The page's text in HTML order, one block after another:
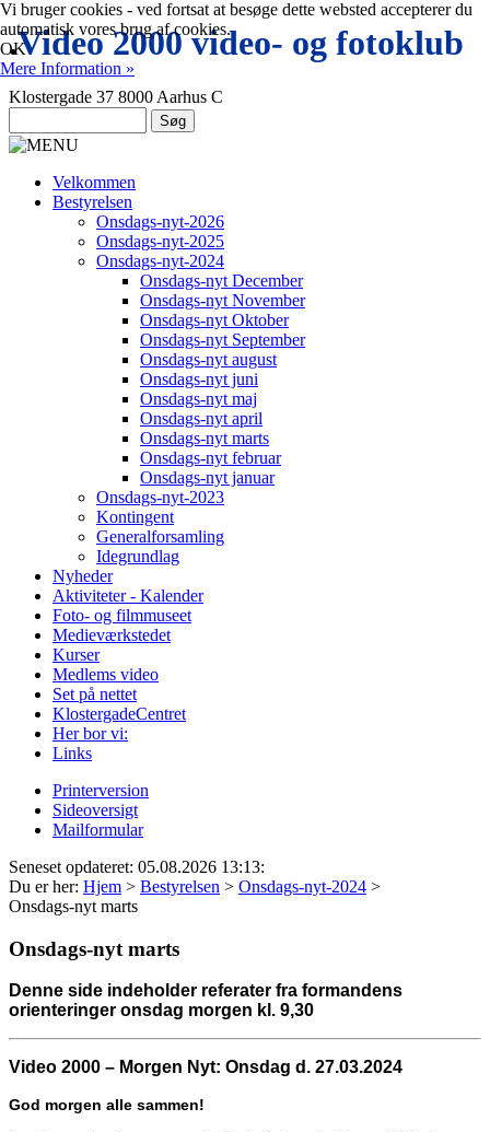
.Video 2000 video- og fotoklub
Klostergade 37 8000 Aarhus C
Velkommen
Bestyrelsen
Onsdags-nyt-2026
Onsdags-nyt-2025
Onsdags-nyt-2024
Onsdags-nyt December
Onsdags-nyt November
Onsdags-nyt Oktober
Onsdags-nyt September
Onsdags-nyt august
Onsdags-nyt juni
Onsdags-nyt maj
Onsdags-nyt april
Onsdags-nyt marts
Onsdags-nyt februar
Onsdags-nyt januar
Onsdags-nyt-2023
Kontingent
Generalforsamling
Idegrundlag
Nyheder
Aktiviteter - Kalender
Foto- og filmmuseet
Medieværkstedet
Kurser
Medlems video
Set på nettet
KlostergadeCentret
Her bor vi:
Links
Printerversion
Sideoversigt
Mailformular
Seneset opdateret: 05.08.2026 13:13:
Du er her: Hjem > Bestyrelsen > Onsdags-nyt-2024 >
Onsdags-nyt marts
Onsdags-nyt marts
Denne side indeholder referater fra formandens
orienteringer onsdag morgen kl. 9,30
Video 2000 – Morgen Nyt: Onsdag d. 27.03.2024
God morgen alle sammen!
Vi bruger cookies - ved fortsat at besøge dette websted accepterer du
automatisk vores brug af cookies.
OK
Mere Information »